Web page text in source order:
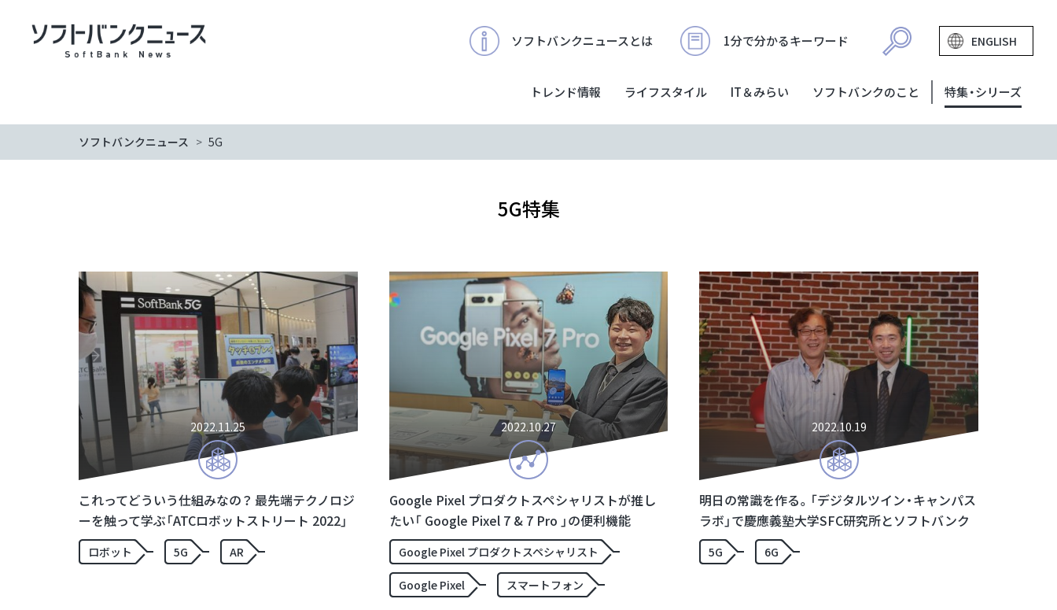
ソフトバンクニュースとは 1分で分かるキーワード ENGLISH
トレンド情報 ライフスタイル IT＆みらい ソフトバンクのこと 特集・シリーズ
ソフトバンクニュース > 5G
5G特集
ロボット 5G AR
2022.11.25
これってどういう仕組みなの？ 最先端テクノロジ
ーを触って学ぶ「ATCロボットストリート 2022」
Google Pixel プロダクトスペシャリスト
Google Pixel スマートフォン
2022.10.27
Google Pixel プロダクトスペシャリストが推し
たい「 Google Pixel 7 & 7 Pro 」の便利機能
5G 6G
2022.10.19
明日の常識を作る。「デジタルツイン・キャンパス
ラボ」で慶應義塾大学SFC研究所とソフトバンク
が目指す世界